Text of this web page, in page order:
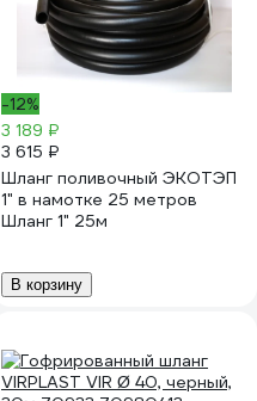
-12%
3 189 ₽
3 615 ₽
Шланг поливочный ЭКОТЭП
1" в намотке 25 метров
Шланг 1" 25м
В корзину